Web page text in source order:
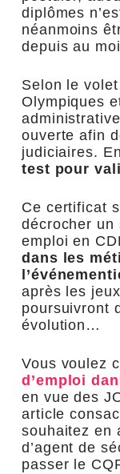
diplômes
néanmoins
depuis au
Selon le
Olympiques
ouverte afin
judiciaires.
test pour
Ce certificat
décrocher un
emploi en
dans les
après les
poursuivront
évolution…
Vous voulez
d’emploi
en vue des
article
souhaitez en
d’agent de
passer le